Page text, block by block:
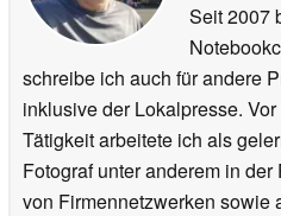
Seit 2007
schreibe ich auch für andere
inklusive der Lokalpresse.
Tätigkeit arbeitete ich als
Fotograf unter anderem in
von Firmennetzwerken sowie